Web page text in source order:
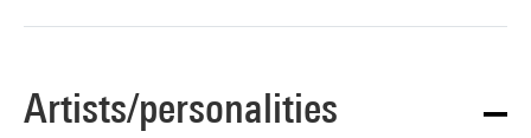
Artists/personalities